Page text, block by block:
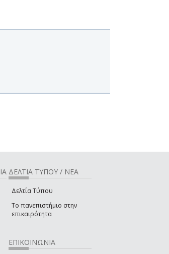
ΔΕΛΤΙΑ ΤΥΠΟΥ / ΝΕΑ
Δελτία Τύπου
Το πανεπιστήμιο στην
επικαιρότητα
ΕΠΙΚΟΙΝΩΝΙΑ